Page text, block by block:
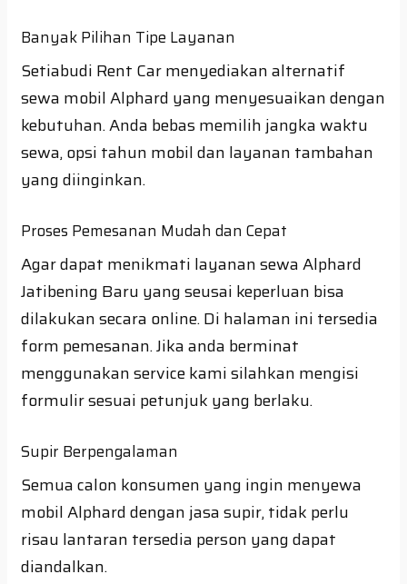
Banyak Pilihan Tipe Layanan
Setiabudi Rent Car menyediakan alternatif
sewa mobil Alphard yang menyesuaikan dengan
kebutuhan. Anda bebas memilih jangka waktu
sewa, opsi tahun mobil dan layanan tambahan
yang diinginkan.
Proses Pemesanan Mudah dan Cepat
Agar dapat menikmati layanan sewa Alphard
Jatibening Baru yang seusai keperluan bisa
dilakukan secara online. Di halaman ini tersedia
form pemesanan. Jika anda berminat
menggunakan service kami silahkan mengisi
formulir sesuai petunjuk yang berlaku.
Supir Berpengalaman
Semua calon konsumen yang ingin menyewa
mobil Alphard dengan jasa supir, tidak perlu
risau lantaran tersedia person yang dapat
diandalkan.